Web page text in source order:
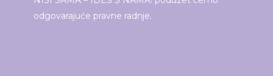
odgovarajuće pravne radnje.